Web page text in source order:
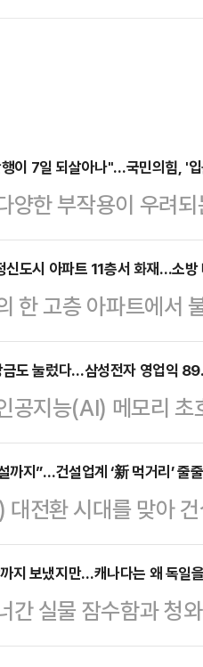
이 7일 되살아나"…국민의힘, '
양한 부작용이 우려
심판 청구 및 독소
고 밝혔다.정점식 원
대 연산군은 궁궐
. 입을 닫고 혀를 깊
이 새겨진 신언패를
대표는 "500년 전
틀막법…
신도시 아파트 11층서 화재…소방
한 고층 아파트에서
일 오전 10시46분
세대에서 화재가
따랐다. 현재까지
계를 발령하고 진화
서와 장비 31~50대
는 대로 정확한 화
금도 눌렀다…삼성전자 영업익
공지능(AI) 메모리
도체 성과급 충당금
이익을 냈다. 현재 발
아를 웃도는 수준이
매출 171조원, 영업
동기 대비 매출은
비교해도 성장 폭
까지”…건설업계 ‘新 먹거리’ 줄
전환 시대를 맞아
나서고 있다.반도체
터와 반도체 클러스
사들의 수주 기회가
부는 ‘3대 메가프로
지 보냈지만…캐나다는 왜 독일
간 실물 잠수함과 청
. 한국이 쏟아부은 총